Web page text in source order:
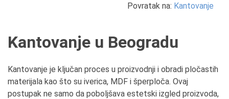
Povratak na: Kantovanje
Kantovanje u Beogradu
Kantovanje je ključan proces u proizvodnji i obradi pločastih
materijala kao što su iverica, MDF i šperploča. Ovaj
postupak ne samo da poboljšava estetski izgled proizvoda,